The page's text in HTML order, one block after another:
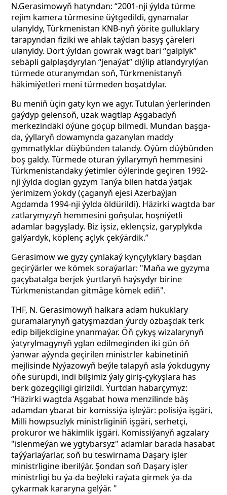
N.Gerasimowyň hatyndan: “2001-nji ýylda türme
rejim kamera türmesine üýtgedildi, gynamalar
ulanyldy, Türkmenistan KNB-nyň ýörite gulluklary
tarapyndan fiziki we ahlak taýdan basyş çäreleri
ulanyldy. Dört ýyldan gowrak wagt bäri “galplyk”
sebäpli galplaşdyrylan “jenaýat” diýlip atlandyrylýan
türmede oturanymdan soň, Türkmenistanyň
häkimiýetleri meni türmeden boşatdylar.
Bu meniň üçin gaty kyn we agyr. Tutulan ýerlerinden
gaýdyp gelensoň, uzak wagtlap Aşgabadyň
merkezindäki öýüne göçüp bilmedi. Mundan başga-
da, ýyllaryň dowamynda gazanylan maddy
gymmatlyklar düýbünden talandy. Öýüm düýbünden
boş galdy. Türmede oturan ýyllarymyň hemmesini
Türkmenistandaky ýetimler öýlerinde geçiren 1992-
nji ýylda doglan gyzym Tanýa bilen hatda ýatjak
ýerimizem ýokdy (çaganyň ejesi Azerbaýjan
Agdamda 1994-nji ýylda öldürildi). Häzirki wagtda bar
zatlarymyzyň hemmesini goňşular, hoşniýetli
adamlar bagyşlady. Biz işsiz, eklençsiz, garyplykda
galýardyk, köplenç açlyk çekýärdik.”
Gerasimow we gyzy çynlakaý kynçylyklary başdan
geçirýärler we kömek soraýarlar: "Maňa we gyzyma
gaçybatalga berjek ýurtlaryň haýsydyr birine
Türkmenistandan gitmäge kömek ediň".
THF, N. Gerasimowyň halkara adam hukuklary
guramalarynyň gatyşmazdan ýurdy özbaşdak terk
edip biljekdigine ynanmaýar. Öň çykyş wizalarynyň
ýatyrylmagynyň yglan edilmeginden iki gün öň
ýanwar aýynda geçirilen ministrler kabinetiniň
mejlisinde Nyýazowyň beýle talapyň asla ýokdugyny
öňe sürüpdi, indi bilşimiz ýaly giriş-çykyşlara has
berk gözegçiligi girizildi. Ýurtdan habarçymyz:
“Häzirki wagtda Aşgabat howa menzilinde bäş
adamdan ybarat bir komissiýa işleýär: polisiýa işgäri,
Milli howpsuzlyk ministrliginiň işgäri, serhetçi,
prokuror we häkimlik işgäri. Komissiýanyň agzalary
"islenmeýän we ygtybarsyz" adamlar barada hasabat
taýýarlaýarlar, soň bu teswirnama Daşary işler
ministrligine iberilýär. Şondan soň Daşary işler
ministrligi bu ýa-da beýleki raýata girmek ýa-da
çykarmak kararyna gelýär. "